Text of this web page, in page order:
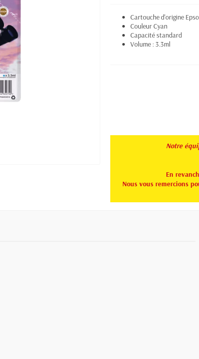
Cartouche d'origine
Couleur Cyan
Capacité standard
Volume : 3.3ml
Notre
En
Nous vous remercions